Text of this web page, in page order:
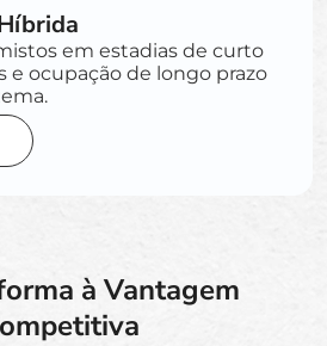
em estadias de curto
e ocupação de longo prazo
à Vantagem